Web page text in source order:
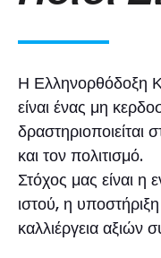
Η Ελληνορθόδοξη
είναι ένας μη
δραστηριοποιείται
και τον πολιτισμό.
Στόχος μας είναι η
ιστού, η
καλλιέργεια αξιών